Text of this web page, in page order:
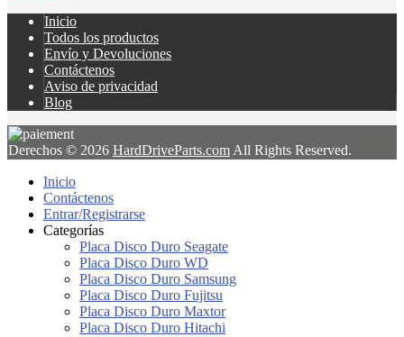
Inicio
Todos los productos
Envío y Devoluciones
Contáctenos
Aviso de privacidad
Blog
Derechos © 2026 HardDriveParts.com All Rights Reserved.
Inicio
Contáctenos
Entrar/Registrarse
Categorías
Placa Disco Duro Seagate
Placa Disco Duro WD
Placa Disco Duro Samsung
Placa Disco Duro Fujitsu
Placa Disco Duro Maxtor
Placa Disco Duro Hitachi